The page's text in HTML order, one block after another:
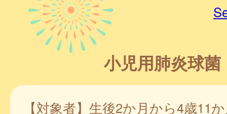
小児用肺炎球菌
【対象者】生後2か月から4歳11